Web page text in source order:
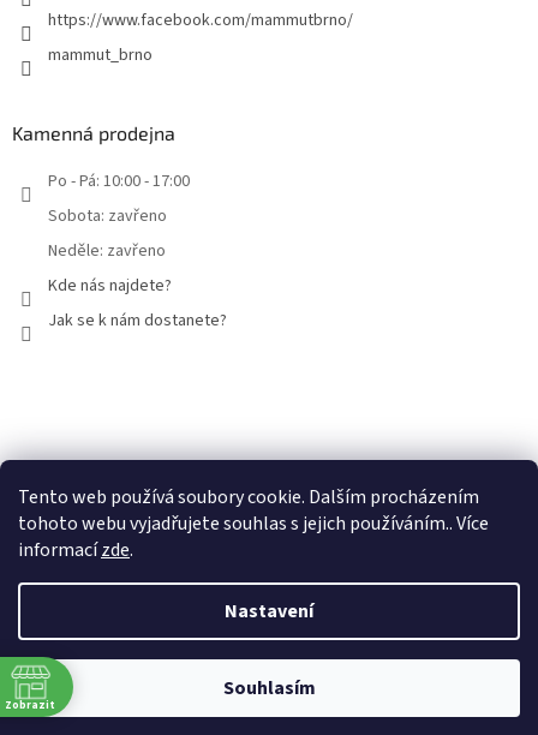
Tento web používá soubory cookie. Dalším procházením
tohoto webu vyjadřujete souhlas s jejich používáním.. Více
informacízde.
Nastavení
Souhlasím
https://www.facebook.com/mammutbrno/
mammut_brno
Kamenná prodejna
Po - Pá: 10:00 - 17:00
Sobota: zavřeno
Neděle: zavřeno
Kde nás najdete?
Jak se k nám dostanete?
Facebook
Vytvořil Shoptet
Copyright 2026 Mammut Brno. Všechna práva vyhrazena.
Zobrazit